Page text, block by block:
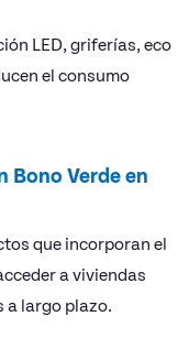
LED, griferías, eco
el consumo
Bono Verde en
que incorporan el
a viviendas
a largo plazo.